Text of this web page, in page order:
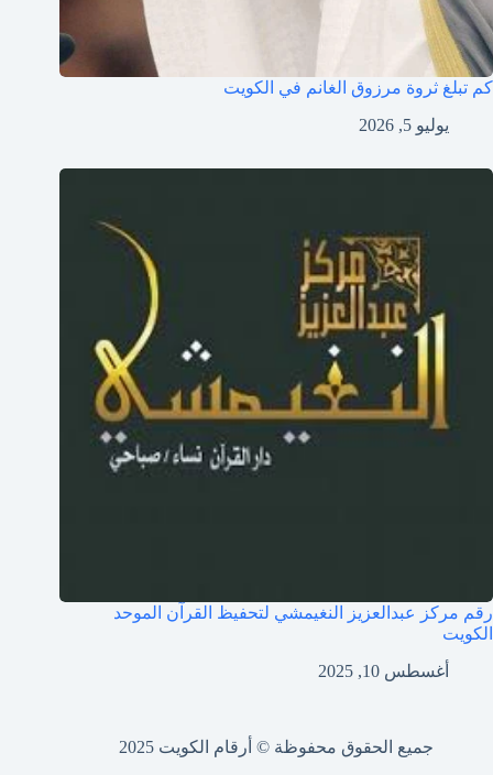
كم تبلغ ثروة مرزوق الغانم في الكويت
يوليو 5, 2026
رقم مركز عبدالعزيز النغيمشي لتحفيظ القرآن الموحد
الكويت
أغسطس 10, 2025
جميع الحقوق محفوظة © أرقام الكويت 2025